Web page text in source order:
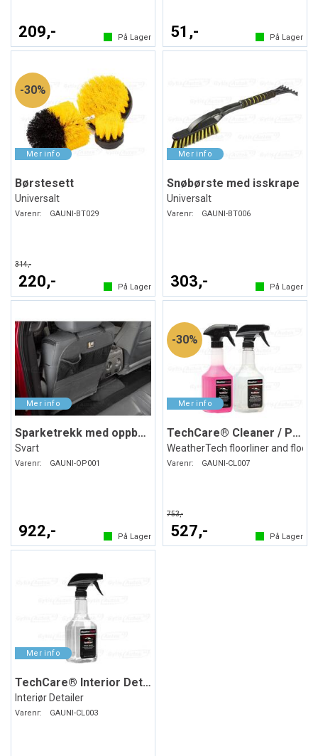
209,- På Lager 51,- På Lager
30%
Børstesett
Universalt
Varenr: GAUNI-BT029
314,-
220,- På Lager
Snøbørste med isskrape
Universalt
Varenr: GAUNI-BT006
303,- På Lager
Sparketrekk med oppbevaring
Svart
Varenr: GAUNI-OP001
922,- På Lager
30%
TechCare® Cleaner / Protector
WeatherTech floorliner and
Varenr: GAUNI-CL007
753,-
527,- På Lager
TechCare® Interior Detailer
Interiør Detailer
Varenr: GAUNI-CL003